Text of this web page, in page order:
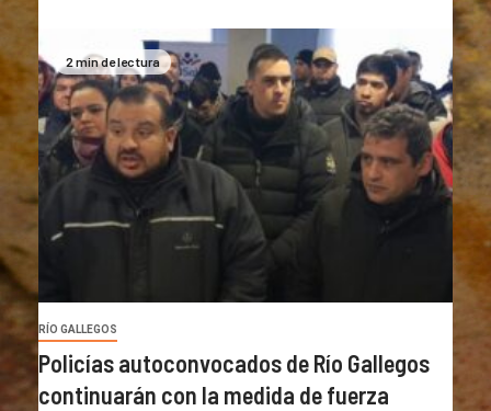
2 min de lectura
RÍO GALLEGOS
Policías autoconvocados de Río Gallegos
continuarán con la medida de fuerza